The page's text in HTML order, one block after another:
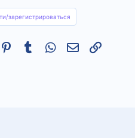
зарегистрироваться
Pinterest
Tumblr WhatsAppСсылка